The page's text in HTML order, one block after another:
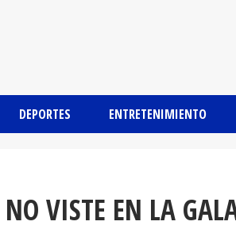
DEPORTES ENTRETENIMIENTO
VISTE EN LA